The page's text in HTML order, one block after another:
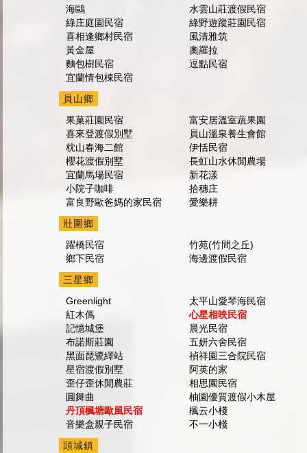
海鷗
水雲山莊渡假民宿
綠庄庭園民宿
綠野遊蹤莊園民宿
喜相逢鄉村民宿
風清雅筑
黃金屋
奧羅拉
麵包樹民宿
逗點民宿
宜蘭情包棟民宿
員山鄉
果菓莊園民宿
富安居溫室蔬果園
喜來登渡假別墅
員山溫泉養生會館
枕山春海二館
伊恬民宿
櫻花渡假別墅
長虹山水休閒農場
宜蘭馬場民宿
新花漾
小院子咖啡
拾穗庄
富良野歐爸媽的家民宿
愛樂耕
壯圍鄉
躍橋民宿
竹苑(竹間之丘)
鄉下民宿
海邊渡假民宿
三星鄉
Greenlight
太平山愛琴海民宿
紅木傌
心星相映民宿
記憶城堡
晨光民宿
布諾斯莊園
五妍六舍民宿
黑面琵鷺繹站
禎祥園三合院民宿
星宿渡假別墅
阿英的家
歪仔歪休閒農莊
相思園民宿
圓舞曲
柚園優質渡假小木屋
丹頂楓塘歐風民宿
楓云小棧
音樂盒親子民宿
不一小棧
頭城鎮